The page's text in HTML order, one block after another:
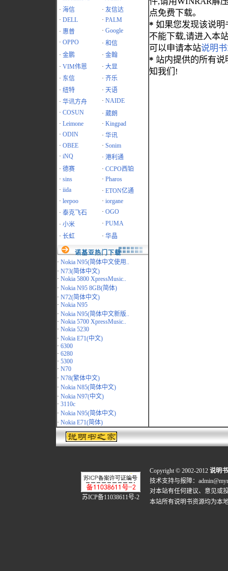
· 海信 · 友信达
· DELL · PALM
· 惠普 · Google
· OPPO · 和信
· 金鹏 · 金翰
· VIM伟恩 · 大显
· 东信 · 齐乐
· 纽特 · 天语
· 华讯方舟 · NAIDE
· COSUN · 葳朗
· Leimone · Kingpad
· ODIN · 华讯
· OBEE · Sonim
· iNQ · 港利通
· 德赛 · CCPO西铂
· sins · Pharos
· iida · ETON亿通
· leepoo · iorgane
· 泰克飞石 · OGO
· 小米 · PUMA
· 长虹 · 华晶
诺基亚热门下载
· Nokia N95(简体中文使用..
· N73(简体中文)
· Nokia 5800 XpressMusic..
· Nokia N95 8GB(简体)
· N72(简体中文)
· Nokia N95
· Nokia N95(简体中文新版..
· Nokia 5700 XpressMusic..
· Nokia 5230
· Nokia E71(中文)
· 6300
· 6280
· 5300
· N70
· N78(繁体中文)
· Nokia N85(简体中文)
· Nokia N97(中文)
· 3110c
· Nokia N95(简体中文)
· Nokia E71(简体)
点免费下载。
* 如果您发现该说明
不能下载,请进入本
可以申请本站说明
* 站内提供的所有
知我们!
苏ICP备11038611号-2
Copyright © 2002-2012 说明
技术支持与报障：
对本站有任何建议、意见或
本站所有说明书资源均为本